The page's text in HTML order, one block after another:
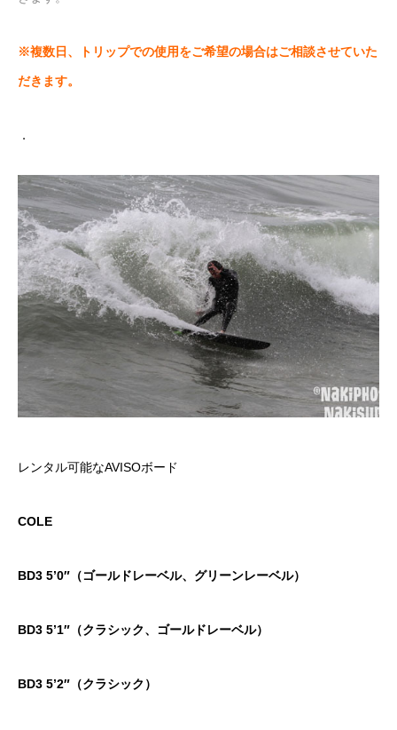
※複数日、トリップでの使用をご希望の場合はご相談させていた
だきます。
．
レンタル可能なAVISOボード
COLE
BD3 5’0″（ゴールドレーベル、グリーンレーベル）
BD3 5’1″（クラシック、ゴールドレーベル）
BD3 5’2″（クラシック）